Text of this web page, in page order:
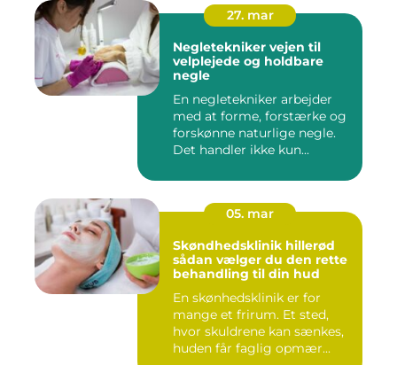
27. mar
Negletekniker vejen til
velplejede og holdbare
negle
En negletekniker arbejder
med at forme, forstærke og
forskønne naturlige negle.
Det handler ikke kun...
05. mar
Skøndhedsklinik hillerød
sådan vælger du den rette
behandling til din hud
En skønhedsklinik er for
mange et frirum. Et sted,
hvor skuldrene kan sænkes,
huden får faglig opmær...